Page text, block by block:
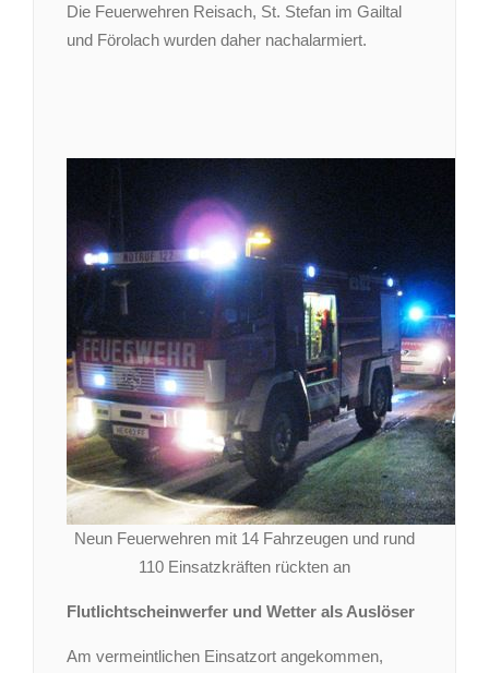
Die Feuerwehren Reisach, St. Stefan im Gailtal
und Förolach wurden daher nachalarmiert.
Neun Feuerwehren mit 14 Fahrzeugen und rund
110 Einsatzkräften rückten an
Flutlichtscheinwerfer und Wetter als Auslöser
Am vermeintlichen Einsatzort angekommen,